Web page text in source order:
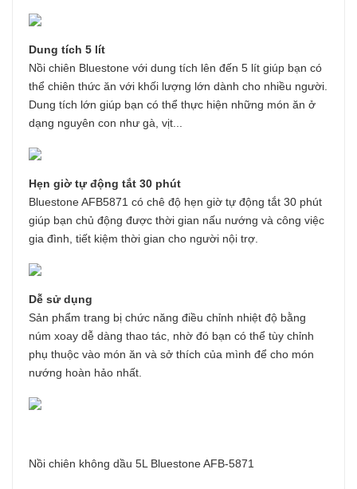
Dung tích 5 lít
Nồi chiên Bluestone với dung tích lên đến 5 lít giúp bạn có
thể chiên thức ăn với khối lượng lớn dành cho nhiều người.
Dung tích lớn giúp bạn có thể thực hiện những món ăn ở
dạng nguyên con như gà, vịt...
Hẹn giờ tự động tắt 30 phút
Bluestone AFB5871 có chê độ hẹn giờ tự động tắt 30 phút
giúp bạn chủ động được thời gian nấu nướng và công việc
gia đình, tiết kiệm thời gian cho người nội trợ.
Dễ sử dụng
Sản phẩm trang bị chức năng điều chỉnh nhiệt độ bằng
núm xoay dễ dàng thao tác, nhờ đó bạn có thể tùy chỉnh
phụ thuộc vào món ăn và sở thích của mình để cho món
nướng hoàn hảo nhất.
Nồi chiên không dầu 5L Bluestone AFB-5871